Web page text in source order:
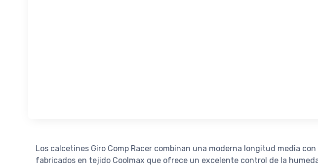
Los calcetines Giro Comp Racer combinan una moderna longitud media
fabricados en tejido Coolmax que ofrece un excelente control de la